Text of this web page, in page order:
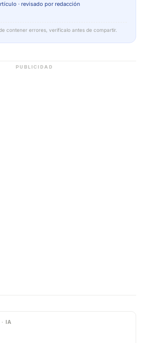
· revisado por redacción
contener errores, verifícalo antes de compartir.
PUBLICIDAD
IA